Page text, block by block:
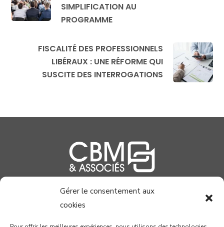
Gérer le consentement aux
cookies
SIMPLIFICATION AU
PROGRAMME
FISCALITÉ DES PROFESSIONNELS
LIBÉRAUX : UNE RÉFORME QUI
SUSCITE DES INTERROGATIONS
04 99 58 37 40